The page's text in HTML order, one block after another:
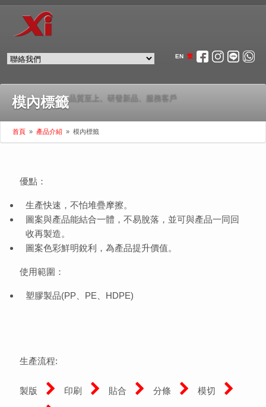
EN 繁
模內標籤品質至上、研發新品、服務客戶
首頁 » 產品介紹 » 模內標籤
優點：
生產快速，不怕堆疊摩擦。
圖案與產品能結合一體，不易脫落，並可與產品一同回
收再製造。
圖案色彩鮮明銳利，為產品提升價值。
使用範圍：
塑膠製品(PP、PE、HDPE)
生產流程:
製版 印刷 貼合 分條 模切